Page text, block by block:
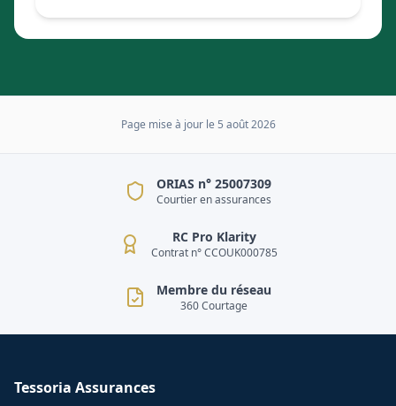
Page mise à jour le 5 août 2026
ORIAS n° 25007309
Courtier en assurances
RC Pro Klarity
Contrat n° CCOUK000785
Membre du réseau
360 Courtage
Tessoria Assurances